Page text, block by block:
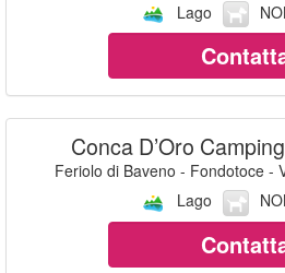
Lago
Conca D’Oro
Feriolo di Baveno - Fondotoce -
Lago